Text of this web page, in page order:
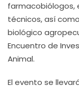
farmacobiólogos,
técnicos, así
biológico
Encuentro de
Animal.
El evento se